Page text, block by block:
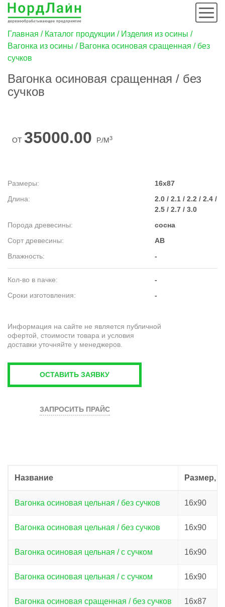
Строка
навигации
Главная Каталог продукции
Изделия из осины
Вагонка из осины
Вагонка осиновая сращенная / без
сучков
Вагонка осиновая сращенная / без
сучков
ОТ 35000.00 Р./М3
Размеры
16x87
Длина
2.0 / 2.1 / 2.2 / 2.4 /
2.5 / 2.7 / 3.0
Порода древесины
сосна
Сорт древесины
AB
Влажность
-
Кол-во в пачке
-
Сроки изготовления
-
Информация на сайте не является публичной
офертой, стоимости товара и условия
доставки уточняйте у менеджеров.
ОСТАВИТЬ ЗАЯВКУ
ЗАПРОСИТЬ ПРАЙС
Название Размер,
Вагонка осиновая цельная / без сучков 16х90
Вагонка осиновая цельная / без сучков 16х90
Вагонка осиновая цельная / с сучком 16х90
Вагонка осиновая цельная / с сучком 16х90
Вагонка осиновая сращенная / без сучков 16х87